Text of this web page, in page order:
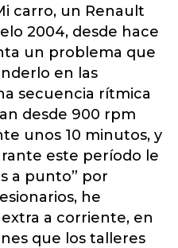
carro, un Renault
2004, desde hace
un problema que
en las
secuencia rítmica
desde 900 rpm
unos 10 minutos, y
este período le
a punto” por
he
a corriente, en
que los talleres